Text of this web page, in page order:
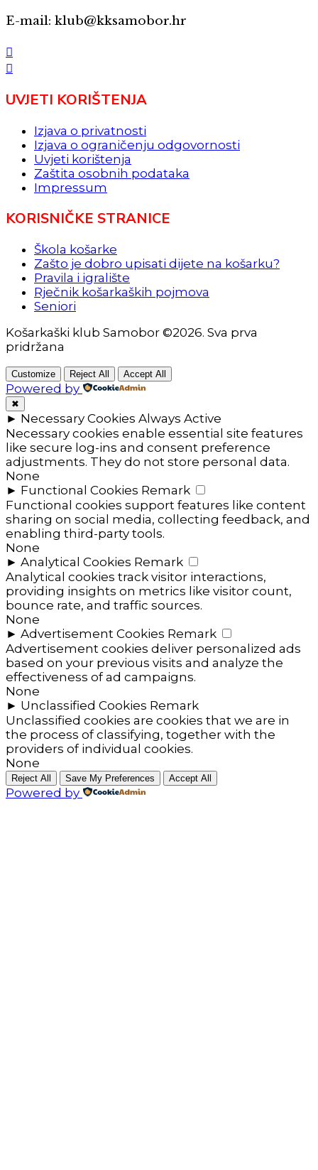
E-mail: klub@kksamobor.hr
UVJETI KORIŠTENJA
Izjava o privatnosti
Izjava o ograničenju odgovornosti
Uvjeti korištenja
Zaštita osobnih podataka
Impressum
KORISNIČKE STRANICE
Škola košarke
Zašto je dobro upisati dijete na košarku?
Pravila i igralište
Rječnik košarkaških pojmova
Seniori
Košarkaški klub Samobor ©2026. Sva prva
pridržana
Customize Reject All Accept All
Powered by
✖
► Necessary Cookies Always Active
Necessary cookies enable essential site features
like secure log-ins and consent preference
adjustments. They do not store personal data.
None
► Functional Cookies Remark
Functional cookies support features like content
sharing on social media, collecting feedback, and
enabling third-party tools.
None
► Analytical Cookies Remark
Analytical cookies track visitor interactions,
providing insights on metrics like visitor count,
bounce rate, and traffic sources.
None
► Advertisement Cookies Remark
Advertisement cookies deliver personalized ads
based on your previous visits and analyze the
effectiveness of ad campaigns.
None
► Unclassified Cookies Remark
Unclassified cookies are cookies that we are in
the process of classifying, together with the
providers of individual cookies.
None
Reject All Save My Preferences Accept All
Powered by